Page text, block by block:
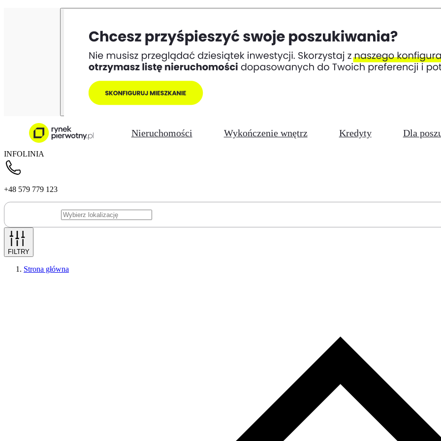
Nieruchomości Wykończenie wnętrz Kredyty Dla
INFOLINIA
+48 579 779 123
FILTRY
Strona główna